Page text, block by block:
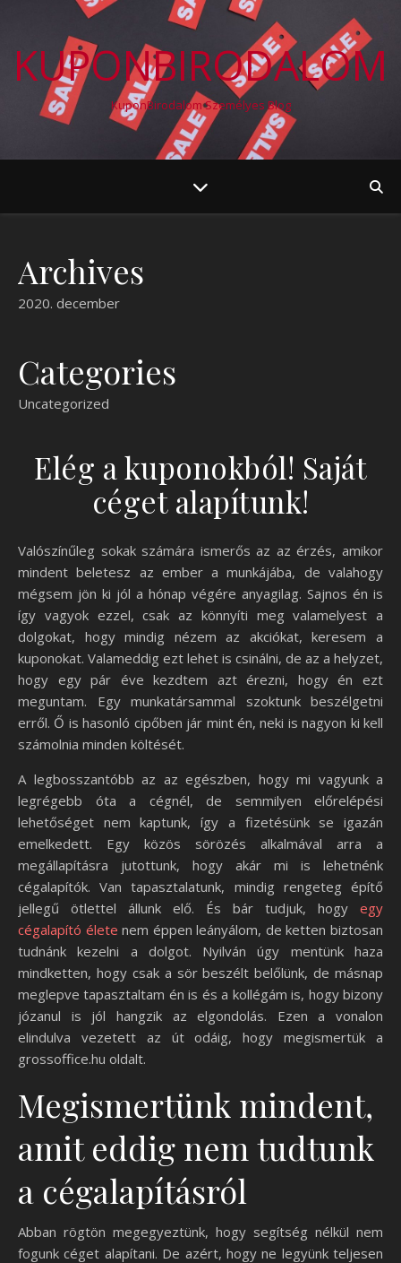
KUPONBIRODALOM
KuponBirodalom Személyes Blog
Archives
2020. december
Categories
Uncategorized
Elég a kuponokból! Saját
céget alapítunk!
Valószínűleg sokak számára ismerős az az érzés, amikor
mindent beletesz az ember a munkájába, de valahogy
mégsem jön ki jól a hónap végére anyagilag. Sajnos én is
így vagyok ezzel, csak az könnyíti meg valamelyest a
dolgokat, hogy mindig nézem az akciókat, keresem a
kuponokat. Valameddig ezt lehet is csinálni, de az a helyzet,
hogy egy pár éve kezdtem azt érezni, hogy én ezt
meguntam. Egy munkatársammal szoktunk beszélgetni
erről. Ő is hasonló cipőben jár mint én, neki is nagyon ki kell
számolnia minden költését.
A legbosszantóbb az az egészben, hogy mi vagyunk a
legrégebb óta a cégnél, de semmilyen előrelépési
lehetőséget nem kaptunk, így a fizetésünk se igazán
emelkedett. Egy közös sörözés alkalmával arra a
megállapításra jutottunk, hogy akár mi is lehetnénk
cégalapítók. Van tapasztalatunk, mindig rengeteg építő
jellegű ötlettel állunk elő. És bár tudjuk, hogy egy
cégalapító élete nem éppen leányálom, de ketten biztosan
tudnánk kezelni a dolgot. Nyilván úgy mentünk haza
mindketten, hogy csak a sör beszélt belőlünk, de másnap
meglepve tapasztaltam én is és a kollégám is, hogy bizony
józanul is jól hangzik az elgondolás. Ezen a vonalon
elindulva vezetett az út odáig, hogy megismertük a
grossoffice.hu oldalt.
Megismertünk mindent,
amit eddig nem tudtunk
a cégalapításról
Abban rögtön megegyeztünk, hogy segítség nélkül nem
fogunk céget alapítani. De azért, hogy ne legyünk teljesen